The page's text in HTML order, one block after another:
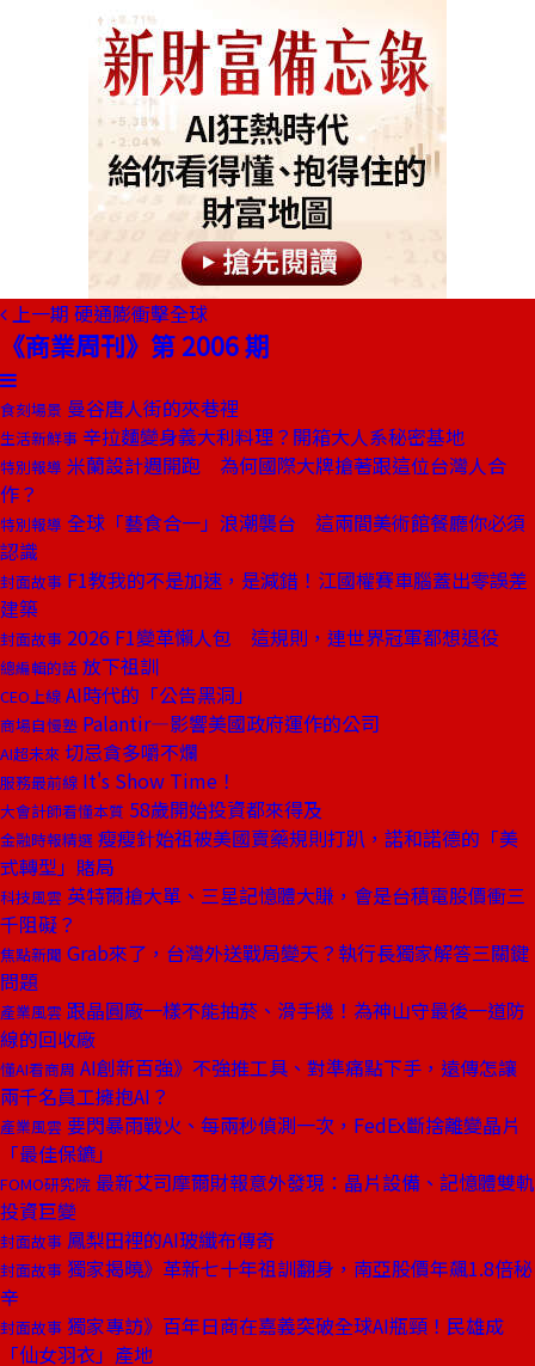
上一期 硬通膨衝擊全球
《商業周刊》第 2006 期
食刻場景 曼谷唐人街的夾巷裡
生活新鮮事 辛拉麵變身義大利料理？開箱大人系秘密基地
特別報導 米蘭設計週開跑 為何國際大牌搶著跟這位台灣人合
作？
特別報導 全球「藝食合一」浪潮襲台 這兩間美術館餐廳你必須
認識
封面故事 F1教我的不是加速，是減錯！江國權賽車腦蓋出零誤差
建築
封面故事 2026 F1變革懶人包 這規則，連世界冠軍都想退役
總編輯的話 放下祖訓
CEO上線 AI時代的「公告黑洞」
商場自慢塾 Palantir—影響美國政府運作的公司
AI超未來 切忌貪多嚼不爛
服務最前線 It's Show Time！
大會計師看懂本質 58歲開始投資都來得及
金融時報精選 瘦瘦針始祖被美國賣藥規則打趴，諾和諾德的「美
式轉型」賭局
科技風雲 英特爾搶大單、三星記憶體大賺，會是台積電股價衝三
千阻礙？
焦點新聞 Grab來了，台灣外送戰局變天？執行長獨家解答三關鍵
問題
產業風雲 跟晶圓廠一樣不能抽菸、滑手機！為神山守最後一道防
線的回收廠
懂AI看商周 AI創新百強》不強推工具、對準痛點下手，遠傳怎讓
兩千名員工擁抱AI？
產業風雲 要閃暴雨戰火、每兩秒偵測一次，FedEx斷捨離變晶片
「最佳保鑣」
FOMO研究院 最新艾司摩爾財報意外發現：晶片設備、記憶體雙軌
投資巨變
封面故事 鳳梨田裡的AI玻纖布傳奇
封面故事 獨家揭曉》革新七十年祖訓翻身，南亞股價年飆1.8倍秘
辛
封面故事 獨家專訪》百年日商在嘉義突破全球AI瓶頸！民雄成
「仙女羽衣」產地